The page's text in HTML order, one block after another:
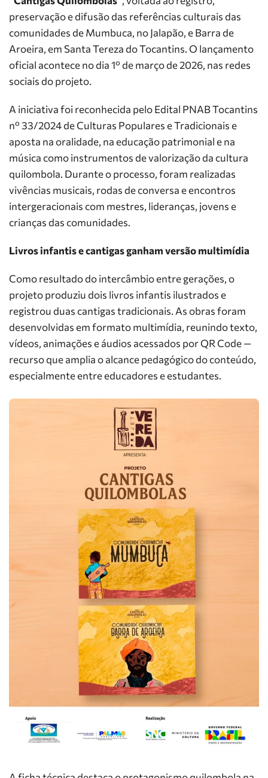
preservação e difusão das referências culturais das
comunidades de Mumbuca, no Jalapão, e Barra de
Aroeira, em Santa Tereza do Tocantins. O lançamento
oficial acontece no dia 1º de março de 2026, nas redes
sociais do projeto.
A iniciativa foi reconhecida pelo Edital PNAB Tocantins
nº 33/2024 de Culturas Populares e Tradicionais e
aposta na oralidade, na educação patrimonial e na
música como instrumentos de valorização da cultura
quilombola. Durante o processo, foram realizadas
vivências musicais, rodas de conversa e encontros
intergeracionais com mestres, lideranças, jovens e
crianças das comunidades.
Livros infantis e cantigas ganham versão multimídia
Como resultado do intercâmbio entre gerações, o
projeto produziu dois livros infantis ilustrados e
registrou duas cantigas tradicionais. As obras foram
desenvolvidas em formato multimídia, reunindo texto,
vídeos, animações e áudios acessados por QR Code —
recurso que amplia o alcance pedagógico do conteúdo,
especialmente entre educadores e estudantes.